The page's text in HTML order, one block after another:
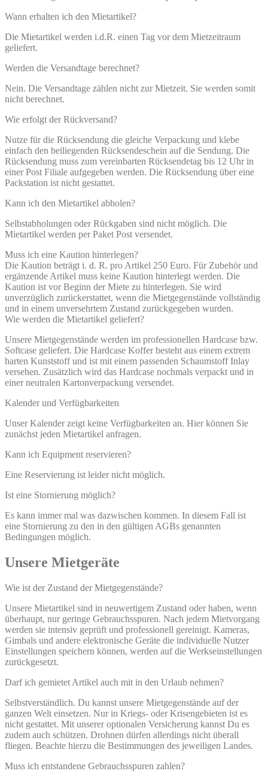
Wann erhalten ich den Mietartikel?
Die Mietartikel werden i.d.R. einen Tag vor dem Mietzeitraum
geliefert.
Werden die Versandtage berechnet?
Nein. Die Versandtage zählen nicht zur Mietzeit. Sie werden somit
nicht berechnet.
Wie erfolgt der Rückversand?
Nutze für die Rücksendung die gleiche Verpackung und klebe
einfach den beiliegenden Rücksendeschein auf die Sendung. Die
Rücksendung muss zum vereinbarten Rücksendetag bis 12 Uhr in
einer Post Filiale aufgegeben werden. Die Rücksendung über eine
Packstation ist nicht gestattet.
Kann ich den Mietartikel abholen?
Selbstabholungen oder Rückgaben sind nicht möglich. Die
Mietartikel werden per Paket Post versendet.
Muss ich eine Kaution hinterlegen?
Die Kaution beträgt i. d. R. pro Artikel 250 Euro. Für Zubehör und
ergänzende Artikel muss keine Kaution hinterlegt werden. Die
Kaution ist vor Beginn der Miete zu hinterlegen. Sie wird
unverzüglich zurückerstattet, wenn die Mietgegenstände vollständig
und in einem unversehrtem Zustand zurückgegeben wurden.
Wie werden die Mietartikel geliefert?
Unsere Mietgegenstände werden im professionellen Hardcase bzw.
Softcase geliefert. Die Hardcase Koffer besteht aus einem extrem
harten Kunststoff und ist mit einem passenden Schaumstoff Inlay
versehen. Zusätzlich wird das Hardcase nochmals verpackt und in
einer neutralen Kartonverpackung versendet.
Kalender und Verfügbarkeiten
Unser Kalender zeigt keine Verfügbarkeiten an. Hier können Sie
zunächst jeden Mietartikel anfragen.
Kann ich Equipment reservieren?
Eine Reservierung ist leider nicht möglich.
Ist eine Stornierung möglich?
Es kann immer mal was dazwischen kommen. In diesem Fall ist
eine Stornierung zu den in den gültigen AGBs genannten
Bedingungen möglich.
Unsere Mietgeräte
Wie ist der Zustand der Mietgegenstände?
Unsere Mietartikel sind in neuwertigem Zustand oder haben, wenn
überhaupt, nur geringe Gebrauchsspuren. Nach jedem Mietvorgang
werden sie intensiv geprüft und professionell gereinigt. Kameras,
Gimbals und andere elektronische Geräte die individuelle Nutzer
Einstellungen speichern können, werden auf die Werkseinstellungen
zurückgesetzt.
Darf ich gemietet Artikel auch mit in den Urlaub nehmen?
Selbstverständlich. Du kannst unsere Mietgegenstände auf der
ganzen Welt einsetzen. Nur in Kriegs- oder Krisengebieten ist es
nicht gestattet. Mit unserer optionalen Versicherung kannst Du es
zudem auch schützen. Drohnen dürfen allerdings nicht überall
fliegen. Beachte hierzu die Bestimmungen des jeweiligen Landes.
Muss ich entstandene Gebrauchsspuren zahlen?